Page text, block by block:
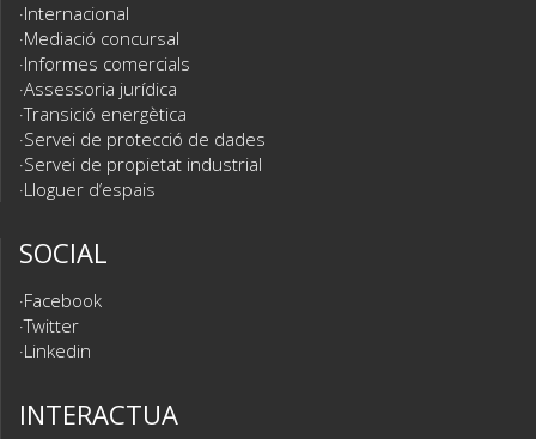
Internacional
Mediació concursal
Informes comercials
Assessoria jurídica
Transició energètica
Servei de protecció de dades
Servei de propietat industrial
Lloguer d’espais
SOCIAL
Facebook
Twitter
Linkedin
INTERACTUA